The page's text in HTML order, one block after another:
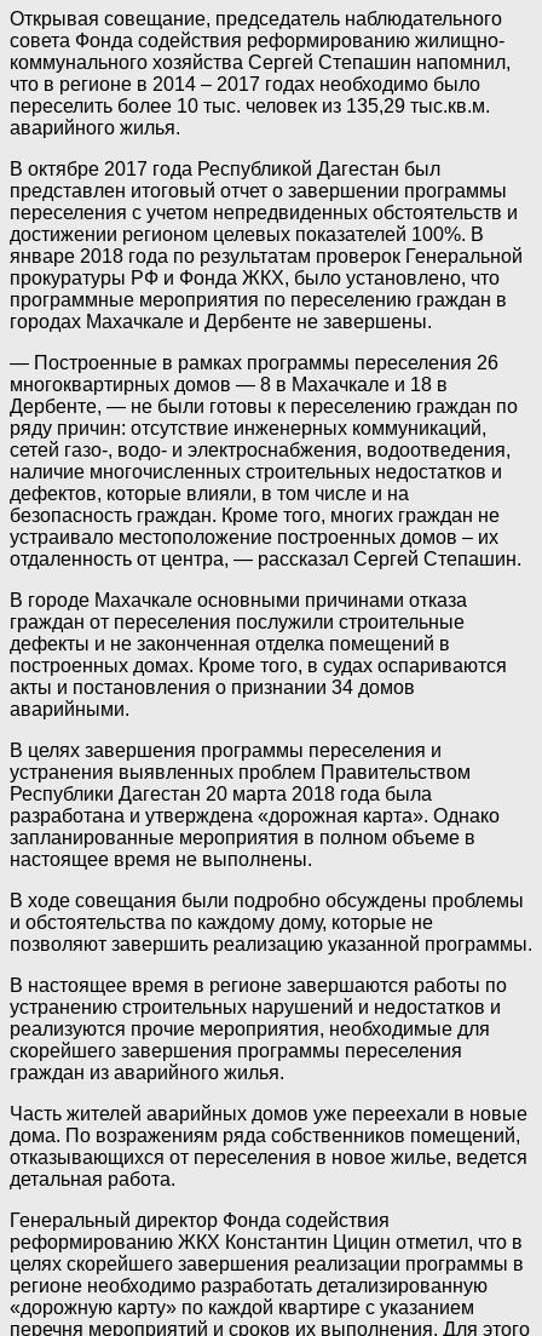
Открывая совещание, председатель наблюдательного
совета Фонда содействия реформированию жилищно-
коммунального хозяйства Сергей Степашин напомнил,
что в регионе в 2014 – 2017 годах необходимо было
переселить более 10 тыс. человек из 135,29 тыс.кв.м.
аварийного жилья.
В октябре 2017 года Республикой Дагестан был
представлен итоговый отчет о завершении программы
переселения с учетом непредвиденных обстоятельств и
достижении регионом целевых показателей 100%. В
январе 2018 года по результатам проверок Генеральной
прокуратуры РФ и Фонда ЖКХ, было установлено, что
программные мероприятия по переселению граждан в
городах Махачкале и Дербенте не завершены.
— Построенные в рамках программы переселения 26
многоквартирных домов — 8 в Махачкале и 18 в
Дербенте, — не были готовы к переселению граждан по
ряду причин: отсутствие инженерных коммуникаций,
сетей газо-, водо- и электроснабжения, водоотведения,
наличие многочисленных строительных недостатков и
дефектов, которые влияли, в том числе и на
безопасность граждан. Кроме того, многих граждан не
устраивало местоположение построенных домов – их
отдаленность от центра, — рассказал Сергей Степашин.
В городе Махачкале основными причинами отказа
граждан от переселения послужили строительные
дефекты и не законченная отделка помещений в
построенных домах. Кроме того, в судах оспариваются
акты и постановления о признании 34 домов
аварийными.
В целях завершения программы переселения и
устранения выявленных проблем Правительством
Республики Дагестан 20 марта 2018 года была
разработана и утверждена «дорожная карта». Однако
запланированные мероприятия в полном объеме в
настоящее время не выполнены.
В ходе совещания были подробно обсуждены проблемы
и обстоятельства по каждому дому, которые не
позволяют завершить реализацию указанной программы.
В настоящее время в регионе завершаются работы по
устранению строительных нарушений и недостатков и
реализуются прочие мероприятия, необходимые для
скорейшего завершения программы переселения
граждан из аварийного жилья.
Часть жителей аварийных домов уже переехали в новые
дома. По возражениям ряда собственников помещений,
отказывающихся от переселения в новое жилье, ведется
детальная работа.
Генеральный директор Фонда содействия
реформированию ЖКХ Константин Цицин отметил, что в
целях скорейшего завершения реализации программы в
регионе необходимо разработать детализированную
«дорожную карту» по каждой квартире с указанием
перечня мероприятий и сроков их выполнения. Для этого